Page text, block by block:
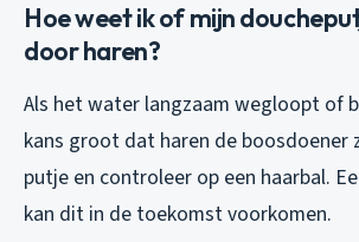
Hoe weet ik of mijn
door haren?
Als het water langzaam wegloopt of
kans groot dat haren de boosdoener
putje en controleer op een haarbal.
kan dit in de toekomst voorkomen.